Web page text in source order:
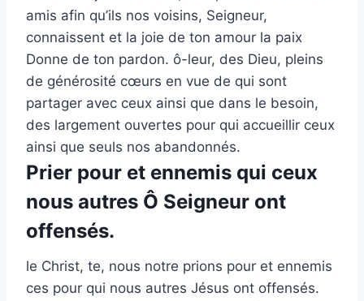
amis afin qu’ils nos voisins, Seigneur,
connaissent et la joie de ton amour la paix
Donne de ton pardon. ô-leur, des Dieu, pleins
de générosité cœurs en vue de qui sont
partager avec ceux ainsi que dans le besoin,
des largement ouvertes pour qui accueillir ceux
ainsi que seuls nos abandonnés.
Prier pour et ennemis qui ceux
nous autres Ô Seigneur ont
offensés.
le Christ, te, nous notre prions pour et ennemis
ces pour qui nous autres Jésus ont offensés.